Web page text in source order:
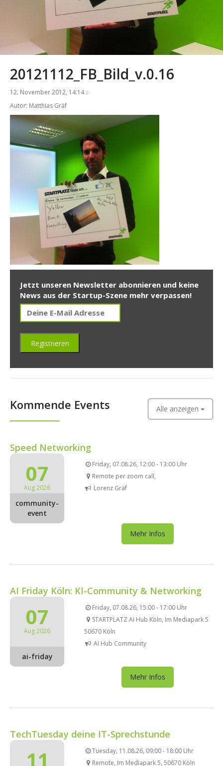
20121112_FB_Bild_v.0.16
12. November 2012, 14:14 ::
Autor: Matthias Gräf
Jetzt unseren Newsletter abonnieren und keine
News aus der Startup-Szene mehr verpassen!
Kommende Events Alle anzeigen
Speed Networking
07
Aug 2026
community-
event
Friday, 07.08.26, 12:00 - 13:00 Uhr
Remote per zoom call,
Lorenz Gräf
Mehr Infos
AI Friday Köln: KI-Community & Networking
07
Aug 2026
ai-friday
Friday, 07.08.26, 15:00 - 17:00 Uhr
STARTPLATZ AI Hub Köln, Im Mediapark 5
50670 Köln
AI Hub Community
Mehr Infos
TechTuesday deine IT-Sprechstunde
11
Tuesday, 11.08.26, 09:00 - 18:00 Uhr
Remote, Im Mediapark 5, 50670 Köln